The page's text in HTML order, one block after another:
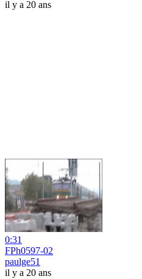
il y a 20 ans
0:31
FPh0597-02
paulge51
il y a 20 ans